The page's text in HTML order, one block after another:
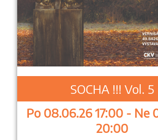
SOCHA !!! Vol. 5
Po 08.06.26 17:00 - Ne
20:00